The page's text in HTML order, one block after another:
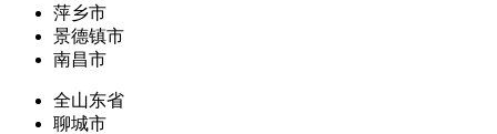
萍乡市
景德镇市
南昌市
全山东省
聊城市